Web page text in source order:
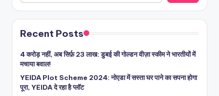
Recent Posts
4 करोड़ नहीं, अब सिर्फ़ 23 लाख: डुबई की गोल्डन वीज़ा स्कीम ने भारतीयों में
मचाया बवाल!
YEIDA Plot Scheme 2024: नोएडा में सस्ता घर पाने का सपना होगा
पूरा, YEIDA दे रहा है प्लॉट